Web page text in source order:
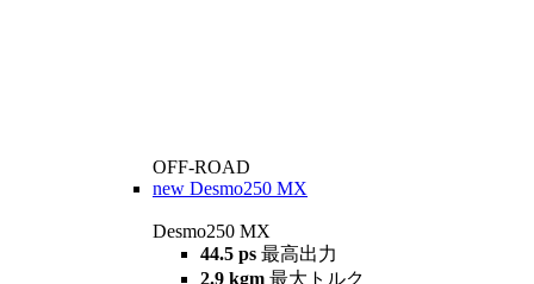
OFF-ROAD
new Desmo250 MX
Desmo250 MX
44.5 ps 最高出力
2.9 kgm 最大トルク